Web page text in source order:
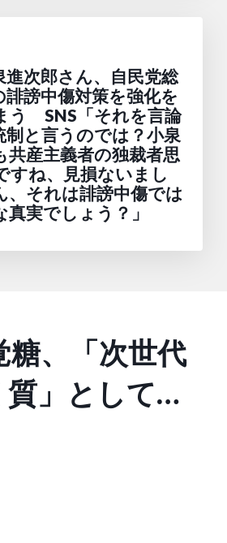
進次郎さん、自民党総
誹謗中傷対策を強化を
う SNS「それを言論
制と言うのでは？小泉
共産主義者の独裁者思
すね、見損ないまし
、それは誹謗中傷では
実でしょう？」
糖、「次世代
」として期
食用コオロ